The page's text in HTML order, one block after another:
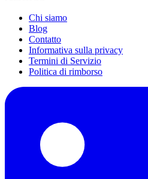
Chi siamo
Blog
Contatto
Informativa sulla privacy
Termini di Servizio
Politica di rimborso